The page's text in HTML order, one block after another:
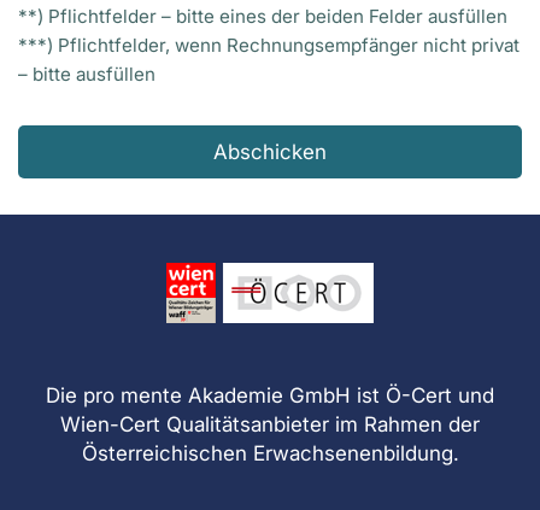
**) Pflichtfelder – bitte eines der beiden Felder ausfüllen
***) Pflichtfelder, wenn Rechnungsempfänger nicht privat
– bitte ausfüllen
Abschicken
Die pro mente Akademie GmbH ist Ö-Cert und
Wien-Cert Qualitätsanbieter im Rahmen der
Österreichischen Erwachsenenbildung.